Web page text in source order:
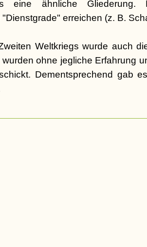
eine ähnliche Gliederung.
erreichen (z. B.
Weltkriegs wurde auch
ohne jegliche Erfahrung
Dementsprechend gab